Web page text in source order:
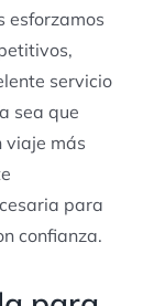
esforzamos
servicio
sea que
viaje más
para
confianza.